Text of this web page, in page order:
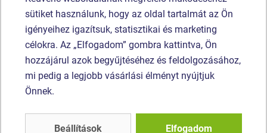
részek általi sérülés veszélye). Az összekötőelemek
horganyzottak vagy rozsdamentes acélból készülnek.
Hasonlótermék
Termék - KF816.3-123-S
KF816.3-123-S
Háromállású pad
KF814-S
sütiket használunk, hogy az oldal tartalmát az Ön
igényeihez igazítsuk, statisztikai és marketing
célokra. Az „Elfogadom” gombra kattintva, Ön
hozzájárul azok begyűjtéséhez és feldolgozásához,
mi pedig a legjobb vásárlási élményt nyújtjuk
Önnek.
Beállítások Elfogadom